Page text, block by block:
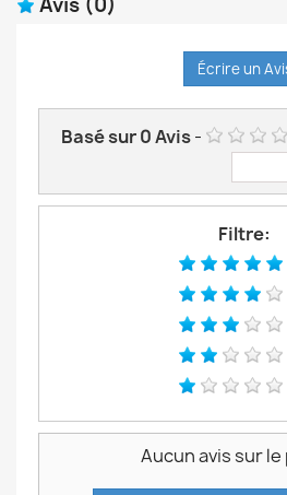
Écrire un
Basé sur0Avis-
Filtre:
Aucun avis sur